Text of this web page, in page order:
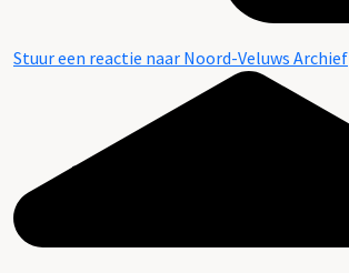
Stuur een reactie naar Noord-Veluws Archief